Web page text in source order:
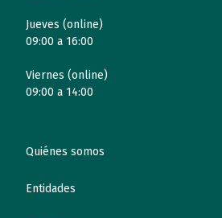
Jueves (online)
09:00 a 16:00
Viernes (online)
09:00 a 14:00
Quiénes somos
Entidades